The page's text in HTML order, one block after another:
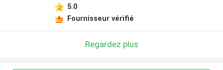
5.0
Fournisseur vérifié
Regardez plus